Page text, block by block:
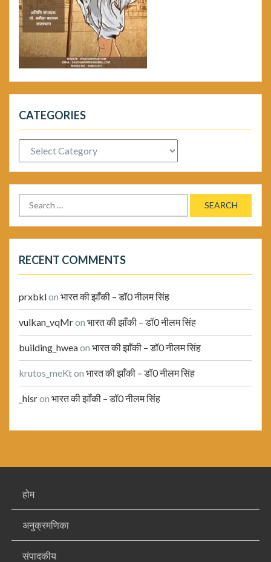
CATEGORIES
Categories
Search
for:
RECENT COMMENTS
prxbklon भारत की झाँकी – डॉ0 नीलम सिंह
vulkan_vqMron भारत की झाँकी – डॉ0 नीलम सिंह
building_hweaon भारत की झाँकी – डॉ0 नीलम सिंह
krutos_meKton भारत की झाँकी – डॉ0 नीलम सिंह
_hlsron भारत की झाँकी – डॉ0 नीलम सिंह
होम
अनुक्रमणिका
संपादकीय